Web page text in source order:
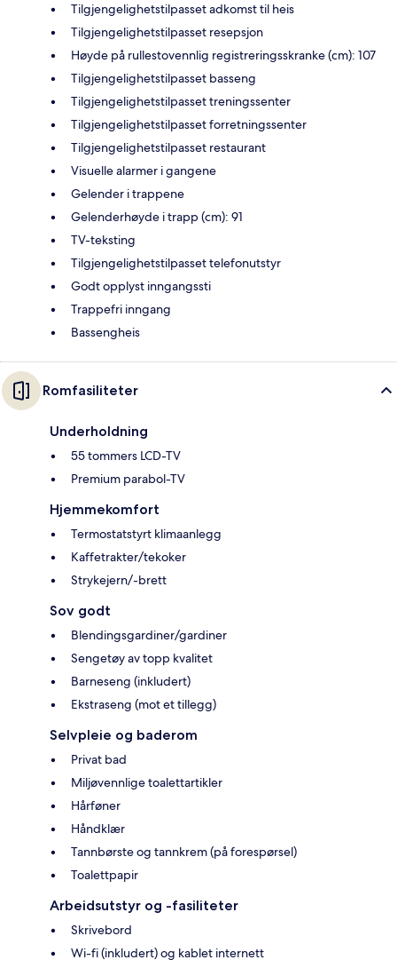
Tilgjengelighetstilpasset adkomst til heis
Tilgjengelighetstilpasset resepsjon
Høyde på rullestovennlig registreringsskranke (cm): 107
Tilgjengelighetstilpasset basseng
Tilgjengelighetstilpasset treningssenter
Tilgjengelighetstilpasset forretningssenter
Tilgjengelighetstilpasset restaurant
Visuelle alarmer i gangene
Gelender i trappene
Gelenderhøyde i trapp (cm): 91
TV-teksting
Tilgjengelighetstilpasset telefonutstyr
Godt opplyst inngangssti
Trappefri inngang
Bassengheis
Romfasiliteter
Underholdning
55 tommers LCD-TV
Premium parabol-TV
Hjemmekomfort
Termostatstyrt klimaanlegg
Kaffetrakter/tekoker
Strykejern/-brett
Sov godt
Blendingsgardiner/gardiner
Sengetøy av topp kvalitet
Barneseng (inkludert)
Ekstraseng (mot et tillegg)
Selvpleie og baderom
Privat bad
Miljøvennlige toalettartikler
Hårføner
Håndklær
Tannbørste og tannkrem (på forespørsel)
Toalettpapir
Arbeidsutstyr og -fasiliteter
Skrivebord
Wi-fi (inkludert) og kablet internett